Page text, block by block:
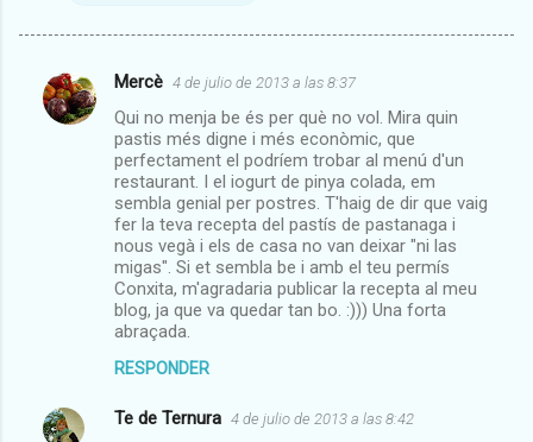
C
s
Mercè 4 de julio de 2013 a las 8:37
Qui no menja be és per què no vol. Mira quin
pastis més digne i més econòmic, que
perfectament el podríem trobar al menú d'un
restaurant. I el iogurt de pinya colada, em
sembla genial per postres. T'haig de dir que vaig
fer la teva recepta del pastís de pastanaga i
nous vegà i els de casa no van deixar "ni las
migas". Si et sembla be i amb el teu permís
Conxita, m'agradaria publicar la recepta al meu
blog, ja que va quedar tan bo. :))) Una forta
abraçada.
RESPONDER
Te de Ternura 4 de julio de 2013 a las 8:42